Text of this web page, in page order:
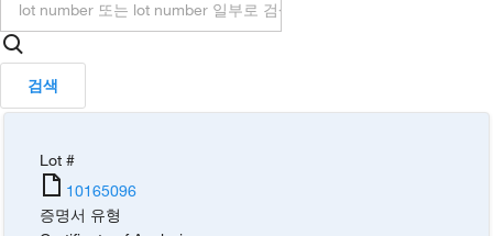
검색
Lot #
10165096
증명서 유형